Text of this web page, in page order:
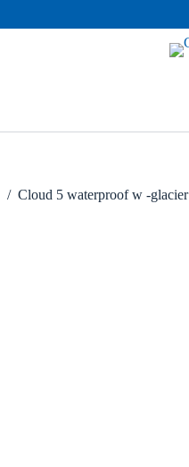
/ Cloud 5 waterproof w -glacier